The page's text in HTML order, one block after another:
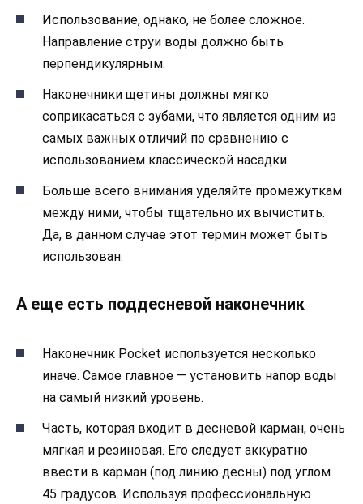
Использование, однако, не более сложное.
Направление струи воды должно быть
перпендикулярным.
Наконечники щетины должны мягко
соприкасаться с зубами, что является одним из
самых важных отличий по сравнению с
использованием классической насадки.
Больше всего внимания уделяйте промежуткам
между ними, чтобы тщательно их вычистить.
Да, в данном случае этот термин может быть
использован.
А еще есть поддесневой наконечник
Наконечник Pocket используется несколько
иначе. Самое главное — установить напор воды
на самый низкий уровень.
Часть, которая входит в десневой карман, очень
мягкая и резиновая. Его следует аккуратно
ввести в карман (под линию десны) под углом
45 градусов. Используя профессиональную